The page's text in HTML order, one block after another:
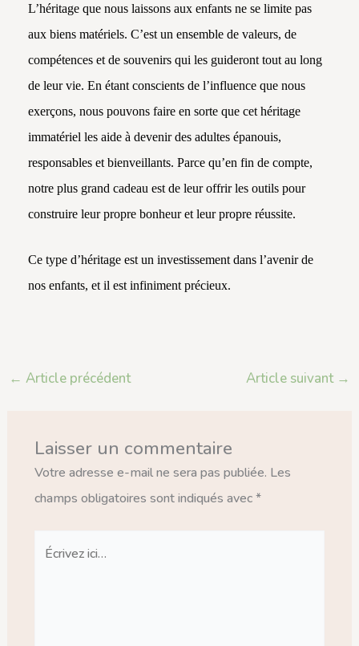
L’héritage que nous laissons aux enfants ne se limite pas
aux biens matériels. C’est un ensemble de valeurs, de
compétences et de souvenirs qui les guideront tout au long
de leur vie. En étant conscients de l’influence que nous
exerçons, nous pouvons faire en sorte que cet héritage
immatériel les aide à devenir des adultes épanouis,
responsables et bienveillants. Parce qu’en fin de compte,
notre plus grand cadeau est de leur offrir les outils pour
construire leur propre bonheur et leur propre réussite.
Ce type d’héritage est un investissement dans l’avenir de
nos enfants, et il est infiniment précieux.
← Article précédent Article suivant →
Laisser un commentaire
Votre adresse e-mail ne sera pas publiée. Les
champs obligatoires sont indiqués avec*
Écrivez